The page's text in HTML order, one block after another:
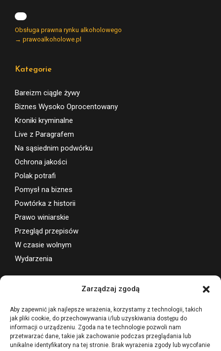
Zarządzaj zgodą
Aby zapewnić jak najlepsze wrażenia, korzystamy z technologii, takich
jak pliki cookie, do przechowywania i/lub uzyskiwania dostępu do
informacji o urządzeniu. Zgoda na te technologie pozwoli nam
przetwarzać dane, takie jak zachowanie podczas przeglądania lub
unikalne identyfikatory na tej stronie. Brak wyrażenia zgody lub wycofanie
Obsługa prawna rynku alkoholowego
→ prawoalkoholowe.pl
Kategorie
Bareizm ciągle żywy
Biznes Wysoko Oprocentowany
Kroniki kryminalne
Live z Paragrafem
Na sąsiednim podwórku
Ochrona jakości
Polak potrafi
Pomysł na biznes
Powtórka z historii
Prawo winiarskie
Przegląd przepisów
W czasie wolnym
Wydarzenia